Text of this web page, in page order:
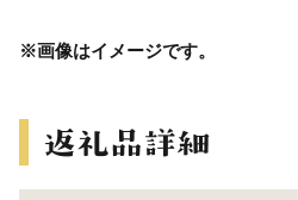
※画像はイメージです。